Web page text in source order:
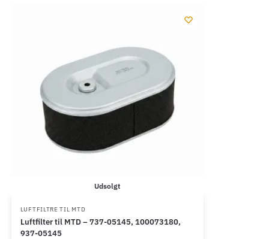
Udsolgt
LUFTFILTRE TIL MTD
Luftfilter til MTD – 737-05145, 100073180,
937-05145